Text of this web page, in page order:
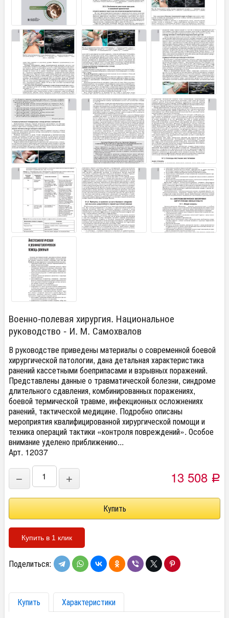
Военно-полевая хирургия. Национальное
руководство - И. М. Самохвалов
В руководстве приведены материалы о современной боевой
хирургической патологии, дана детальная характеристика
ранений кассетными боеприпасами и взрывных поражений.
Представлены данные о травматической болезни, синдроме
длительного сдавления, комбинированных поражениях,
боевой термической травме, инфекционных осложнениях
ранений, тактической медицине. Подробно описаны
мероприятия квалифицированной хирургической помощи и
техника операций тактики «контроля повреждений». Особое
внимание уделено приближению...
Арт. 12037
− + 13 508 Р
Купить в 1 клик
Поделиться:
Купить
Характеристики